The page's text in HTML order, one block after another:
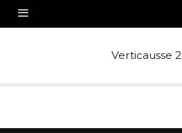
Verticausse